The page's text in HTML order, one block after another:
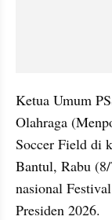
Ketua Umum
Olahraga
Soccer Field di
Bantul, Rabu
nasional
Presiden 2026.